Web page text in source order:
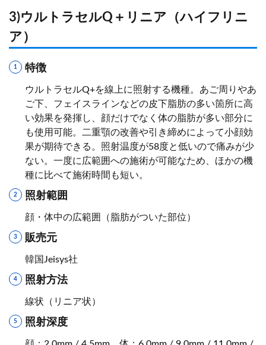
3)ウルトラセルQ＋リニア（ハイフリニ
ア）
特徴
ウルトラセルQ+を線上に照射する機種。あご周りやあ
ご下、フェイスラインなどの皮下脂肪の多い箇所に高
い効果を発揮し、顔だけでなく体の脂肪が多い部分に
も使用可能。二重顎の改善や引き締めによって小顔効
果が期待できる。照射温度が58度と低いので痛みが少
ない。一度に広範囲への施術が可能なため、ほかの機
種に比べて施術時間も短い。
照射範囲
顔・体中の広範囲（脂肪がついた部位）
販売元
韓国Jeisys社
照射方法
線状（リニア状）
照射深度